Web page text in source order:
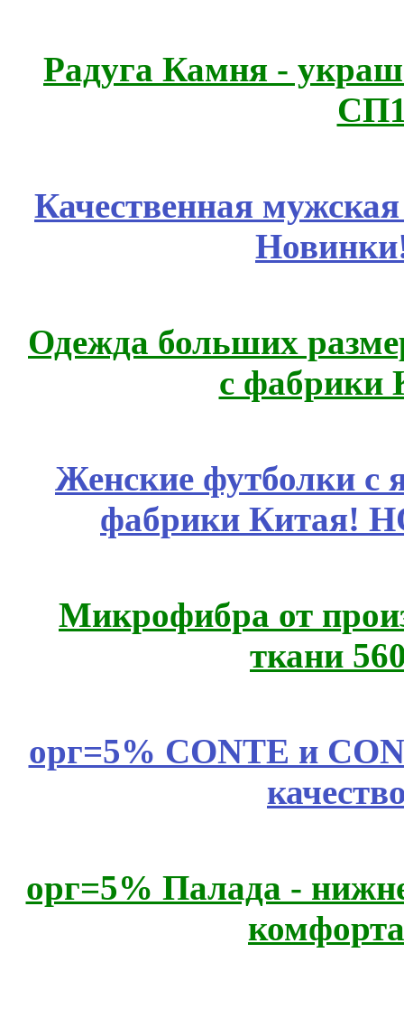
Радуга Камня -
Качественная
Одежда больших
с фабрики
Женские футболки с
фабрики Китая!
Микрофибра от
ткани
орг=5% CONTE и
орг=5% Палада -